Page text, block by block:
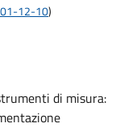
12-10)
di misura: